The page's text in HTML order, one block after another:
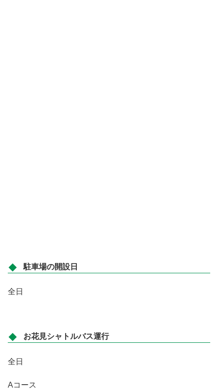
駐車場の開設日
全日
お花見シャトルバス運行
全日
Aコース